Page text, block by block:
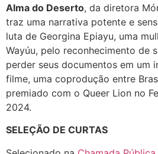
Alma do Deserto, da diretora
traz uma narrativa potente e
luta de Georgina Epiayu, uma
Wayúu, pelo reconhecimento de
perder seus documentos em um
filme, uma coprodução entre
premiado com o Queer Lion no
2024.
SELEÇÃO DE CURTAS